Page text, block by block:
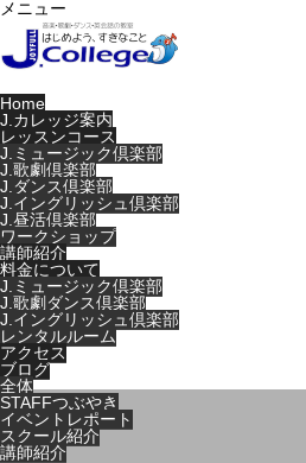
メニュー
Home
J.カレッジ案内
レッスンコース
J.ミュージック倶楽部
J.歌劇倶楽部
J.ダンス倶楽部
J.イングリッシュ倶楽部
J.昼活倶楽部
ワークショップ
講師紹介
料金について
J.ミュージック倶楽部
J.歌劇ダンス倶楽部
J.イングリッシュ倶楽部
レンタルルーム
アクセス
ブログ
全体
STAFFつぶやき
イベントレポート
スクール紹介
講師紹介